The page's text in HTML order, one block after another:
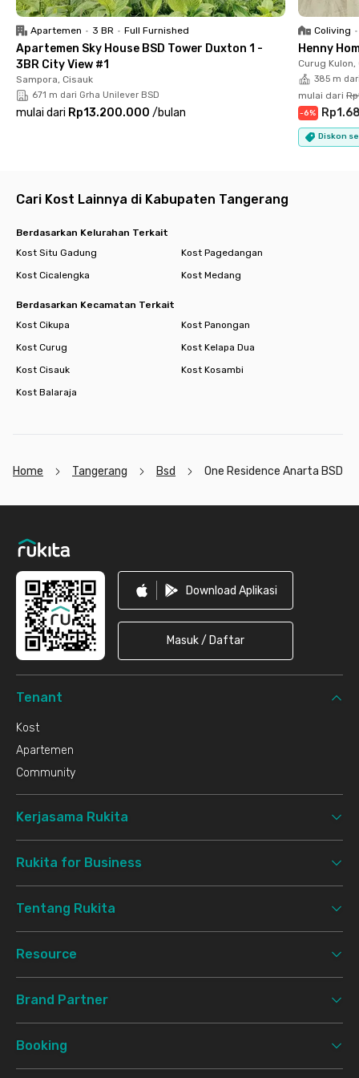
Serpong pun cuma butuh kurang dari 15 menit naik kendaraan.
Soal fasilitas, kamu nggak perlu khawatir. Semua kamar di One
Residence Anarta BSD sudah fully furnished dengan TV, AC,
dan jendela. Ada juga fasilitas bersama seperti kamar mandi
dengan shower & water heater, dapur bersama lengkap dengan
kitchen set & alat masak, dan area parkir. Coliving BSD ini juga
sudah terdapat staf sekuriti yang siap jaga keamanan 24/7.
Tinggal di BSD nggak harus ribet dan mahal. One Residence
sebelum kehabisan!
Apartemen • 3 BR • Full Furnished
Apartemen Sky House BSD Tower Duxton 1 -
3BR City View #1
Sampora, Cisauk
671 m dari Grha Unilever BSD
mulai dari Rp13.200.000 /bulan
Coliving •
Henny
Curug Kulon,
385 m
mulai dari
-6%
Diskon
Cari Kost Lainnya di Kabupaten Tangerang
Berdasarkan Kelurahan Terkait
Kost Situ Gadung
Kost Pagedangan
Kost Cicalengka
Kost Medang
Berdasarkan Kecamatan Terkait
Kost Cikupa
Kost Panongan
Kost Curug
Kost Kelapa Dua
Kost Cisauk
Kost Kosambi
Kost Balaraja
Home Tangerang Bsd One Residence Anarta BSD
Download Aplikasi
Masuk / Daftar
Tenant
Kost
Apartemen
Community
Kerjasama Rukita
Rukita for Business
Tentang Rukita
Resource
Brand Partner
Booking